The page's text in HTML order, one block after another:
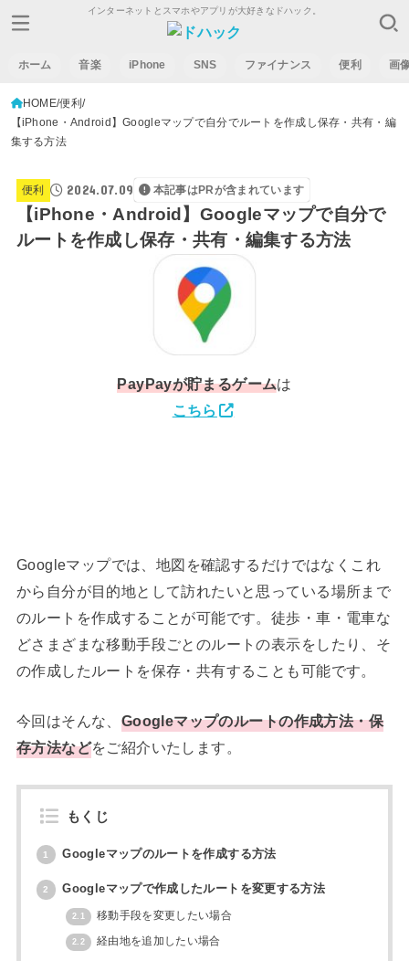
インターネットとスマホやアプリが大好きなドハック。
ホーム 音楽 iPhone SNS ファイナンス 便利 画
HOME 便利
【iPhone・Android】Googleマップで自分でルートを作成し保存・共有・編
集する方法
便利 2024.07.09 本記事はPRが含まれています
【iPhone・Android】Googleマップで自分で
ルートを作成し保存・共有・編集する方法
PayPayが貯まるゲームは
こちら
Googleマップでは、地図を確認するだけではなくこれ
から自分が目的地として訪れたいと思っている場所まで
のルートを作成することが可能です。徒歩・車・電車な
どさまざまな移動手段ごとのルートの表示をしたり、そ
の作成したルートを保存・共有することも可能です。
今回はそんな、 Googleマップのルートの作成方法・保
存方法などをご紹介いたします。
もくじ
1 Googleマップのルートを作成する方法
2 Googleマップで作成したルートを変更する方法
2.1 移動手段を変更したい場合
2.2 経由地を追加したい場合